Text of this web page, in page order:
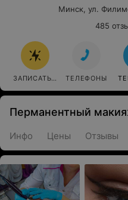
Минск, ул.
485
ЗАПИСАТЬСЯ ТЕЛЕФОНЫ
Перманентный
Инфо Цены Отзывы